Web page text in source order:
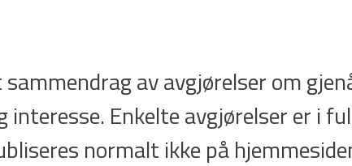
av avgjørelser om
Enkelte avgjørelser er i
normalt ikke på